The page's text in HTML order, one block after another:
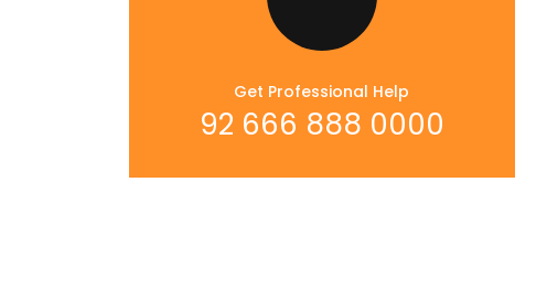
Get Professional Help
92 666 888 0000